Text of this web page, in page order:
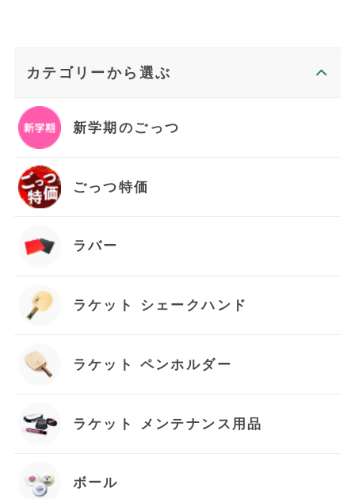
カテゴリーから選ぶ
新学期のごっつ
ごっつ特価
ラバー
ラケット シェークハンド
ラケット ペンホルダー
ラケット メンテナンス用品
ボール